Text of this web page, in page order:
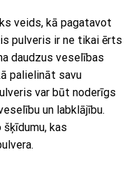
veids, kā pagatavot
pulveris ir ne tikai ērts
daudzus veselības
palielināt savu
var būt noderīgs
un labklājību.
kas